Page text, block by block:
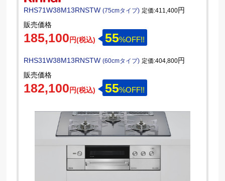
RHS71W38M13RNSTW(75cmタイプ) 定価:411,400円
販売価格
185,100 円(税込) 55%OFF!!
RHS31W38M13RNSTW(60cmタイプ) 定価:404,800円
販売価格
182,100 円(税込) 55%OFF!!